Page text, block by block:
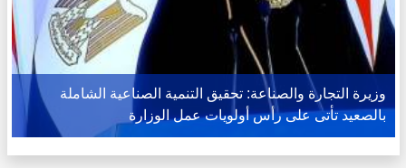
وزيرة التجارة والصناعة: تحقيق التنمية الصناعية الشاملة
بالصعيد تأتى على رأس أولويات عمل الوزارة